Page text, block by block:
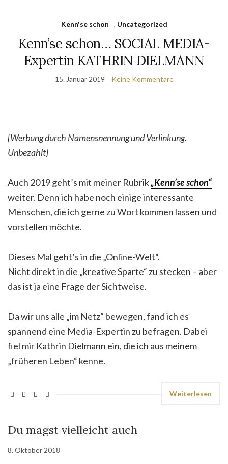
Kenn'se schon , Uncategorized
Kenn’se schon… SOCIAL MEDIA-
Expertin KATHRIN DIELMANN
15. Januar 2019 Keine Kommentare
[Werbung durch Namensnennung und Verlinkung.
Unbezahlt]
Auch 2019 geht’s mit meiner Rubrik„Kenn’se schon“
weiter. Denn ich habe noch einige interessante
Menschen, die ich gerne zu Wort kommen lassen und
vorstellen möchte.
Dieses Mal geht’s in die „Online-Welt“.
Nicht direkt in die „kreative Sparte“ zu stecken – aber
das ist ja eine Frage der Sichtweise.
Da wir uns alle „im Netz“ bewegen, fand ich es
spannend eine Media-Expertin zu befragen. Dabei
fiel mir Kathrin Dielmann ein, die ich aus meinem
„früheren Leben“ kenne.
Weiterlesen
Du magst vielleicht auch
8. Oktober 2018